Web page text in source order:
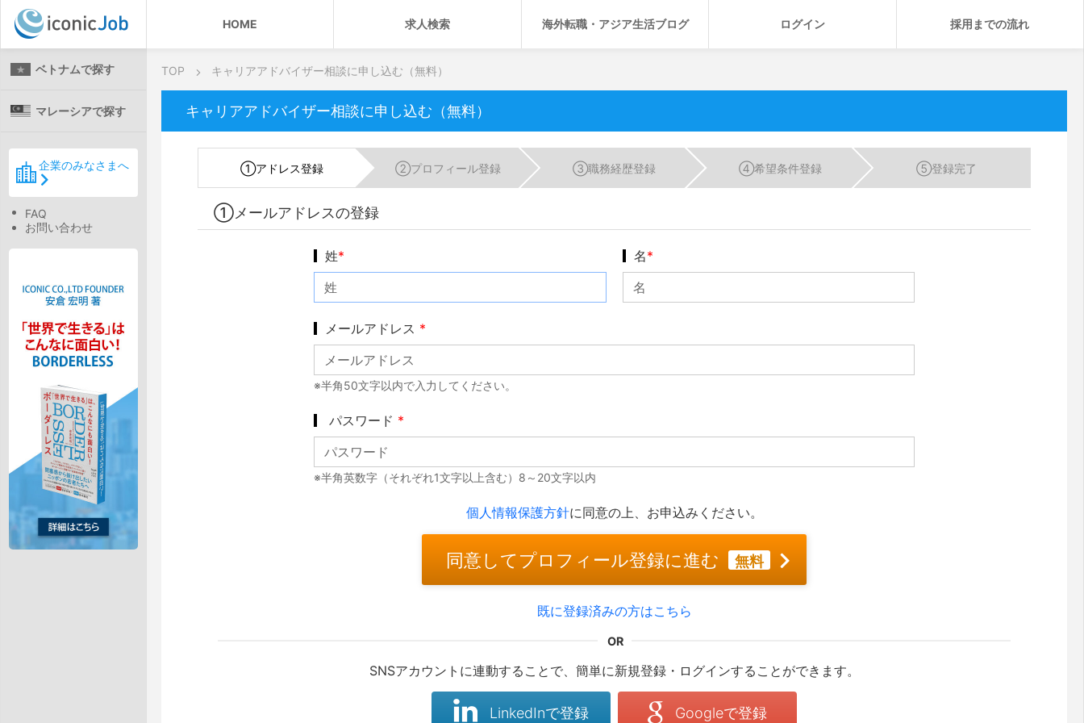
HOME 求人検索 海外転職・アジア生活ブログ ログイン 採用までの流れ
ベトナムで探す
マレーシアで探す
企業のみなさまへ
FAQ
お問い合わせ
TOP キャリアアドバイザー相談に申し込む（無料）
キャリアアドバイザー相談に申し込む（無料）
①アドレス登録 ②プロフィール登録 ③職務経歴登録 ④希望条件登録 ⑤登録完了
①メールアドレスの登録
姓* 名*
メールアドレス *
※半角50文字以内で入力してください。
パスワード *
※半角英数字（それぞれ1文字以上含む）8～20文字以内
個人情報保護方針に同意の上、お申込みください。
同意してプロフィール登録に進む 無料
既に登録済みの方はこちら
SNSアカウントに連動することで、簡単に新規登録・ログインすることができます。
LinkedInで登録 Googleで登録